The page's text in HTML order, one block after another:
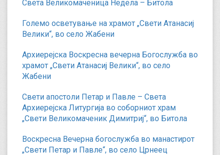
Света Великомаченица Недела – Битола
Големо осветување на храмот „Свети Атанасиј
Велики“, во село Жабени
Архиерејска Воскресна вечерна Богослужба во
храмот „Свети Атанасиј Велики“, во село
Жабени
Свети апостоли Петар и Павле – Света
Архиерејска Литургија во соборниот храм
„Свети Великомаченик Димитриј“, во Битола
Воскресна Вечерна богослужба во манастирот
„Свети Петар и Павле“, во село Црнеец